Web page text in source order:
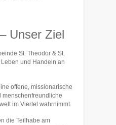
Unser Ziel
St. Theodor & St.
und Handeln an
offene, missionarische
im Viertel wahr­nimmt.
die Teilhabe am